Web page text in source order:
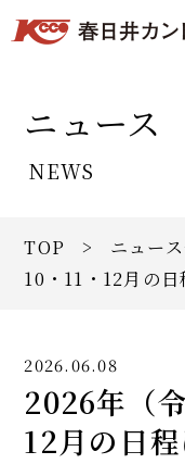
ニュース
NEWS
TOP > ニュー
10・11・12月の日
2026.06.08
2026年（
12月の日